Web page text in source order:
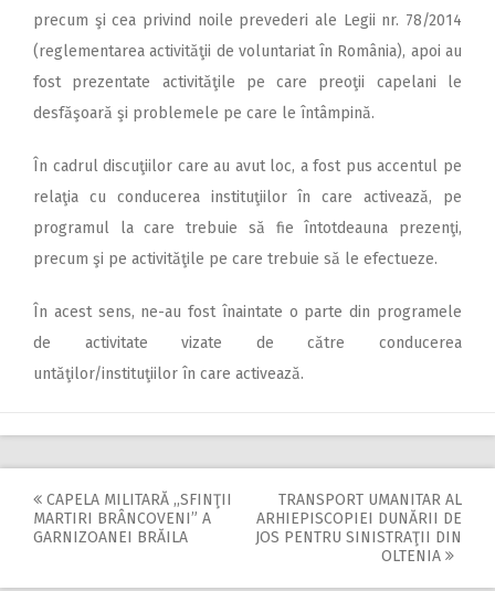
precum şi cea privind noile prevederi ale Legii nr. 78/2014
(reglementarea activităţii de voluntariat în România), apoi au
fost prezentate activităţile pe care preoţii capelani le
desfăşoară şi problemele pe care le întâmpină.
În cadrul discuţiilor care au avut loc, a fost pus accentul pe
relaţia cu conducerea instituţiilor în care activează, pe
programul la care trebuie să fie întotdeauna prezenţi,
precum şi pe activităţile pe care trebuie să le efectueze.
În acest sens, ne-au fost înaintate o parte din programele
de activitate vizate de către conducerea
untăţilor/instituţiilor în care activează.
Post
CAPELA MILITARĂ ,,SFINŢII
MARTIRI BRÂNCOVENI” A
GARNIZOANEI BRĂILA
TRANSPORT UMANITAR AL
ARHIEPISCOPIEI DUNĂRII DE
JOS PENTRU SINISTRAŢII DIN
OLTENIA